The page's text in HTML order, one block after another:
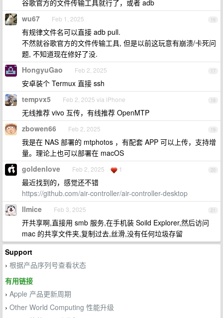
谷歌官方的文件传输工具就行了，或者 adb
16
wu67 Feb 1, 2025
有规律文件名可以直接 adb pull.
不然就谷歌官方的文件传输工具, 但是以前这玩意有崩溃/卡死问
题, 不知道现在修好了没.
17
HongyuGao Feb 2, 2025
安卓装个 Termux 直接 ssh
18
tempvx5 Feb 2, 2025 via iPhone
无线推荐 vivo 互传，有线推荐 OpenMTP
19
zbowen66 Feb 2, 2025
我是在 NAS 部署的 mtphotos ，有配套 APP 可以上传，支持增
量。理论上也可以部署在 macOS
20
goldenlove Feb 2, 2025 1
最近找到的，感觉还不错
https://github.com/air-controller/air-controller-desktop
21
llmice Feb 3, 2025
开共享啊,直接用 smb 服务,在手机装 Soild Explorer,然后访问
mac 的共享文件夹,复制过去,丝滑,没有任何垃圾存留
Support
› 根据产品序列号查看状态
有用链接
› Apple 产品更新周期
› Other World Computing 性能升级